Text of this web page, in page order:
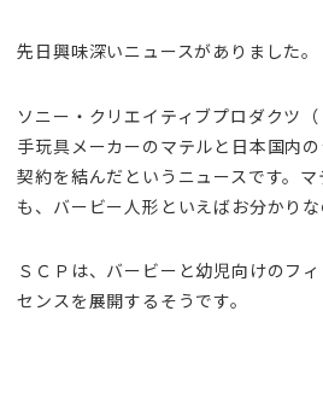
先日興味深いニュースがありました。
ソニー・クリエイティブプロダクツ
手玩具メーカーのマテルと日本国内
契約を結んだというニュースです。
も、バービー人形といえばお分かりな
ＳＣＰは、バービーと幼児向けのフ
センスを展開するそうです。